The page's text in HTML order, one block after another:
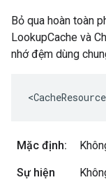
Bỏ qua hoàn toàn
LookupCache và
nhớ đệm dùng
Mặc định:
Sự hiện